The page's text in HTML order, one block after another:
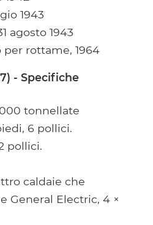
1943
agosto 1943
rottame, 1964
- Specifiche
tonnellate
6 pollici.
pollici.
caldaie che
General Electric, 4 ×